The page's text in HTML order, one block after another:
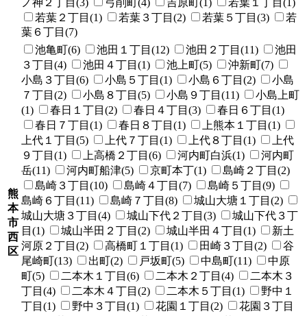
ノ神２丁目(3)
弓削町(4) 吉原町(1)
若葉１丁目(1)
若葉２丁目(1)
若葉３丁目(2) 若葉５丁目(3)
若
葉６丁目(7)
熊
本
市
西
区
池亀町(6) 池田１丁目(12) 池田２丁目(11)
池田
３丁目(4)
池田４丁目(1) 池上町(5)
沖新町(7)
小島３丁目(6)
小島５丁目(1) 小島６丁目(2)
小島
７丁目(2)
小島８丁目(5) 小島９丁目(11)
小島上町
(1)
春日１丁目(2) 春日４丁目(3)
春日６丁目(1)
春日７丁目(1)
春日８丁目(1)
上熊本１丁目(1)
上代１丁目(5)
上代７丁目(1) 上代８丁目(1)
上代
９丁目(1)
上高橋２丁目(6) 河内町白浜(1)
河内町
岳(11)
河内町船津(5) 京町本丁(1)
島崎２丁目(2)
島崎３丁目(10)
島崎４丁目(7)
島崎５丁目(9)
島崎６丁目(11)
島崎７丁目(8)
城山大塘１丁目(2)
城山大塘３丁目(4)
城山下代２丁目(3)
城山下代３丁
目(1)
城山半田２丁目(2) 城山半田４丁目(1)
新土
河原２丁目(2)
高橋町１丁目(1) 田崎３丁目(2)
谷
尾崎町(13)
出町(2) 戸坂町(5) 中島町(11)
中原
町(5)
二本木１丁目(6) 二本木２丁目(4)
二本木３
丁目(4)
二本木４丁目(2) 二本木５丁目(1)
野中１
丁目(1)
野中３丁目(1) 花園１丁目(2)
花園３丁目